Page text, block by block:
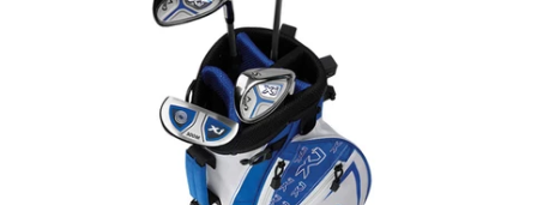
Bekleidung
Handschuhe